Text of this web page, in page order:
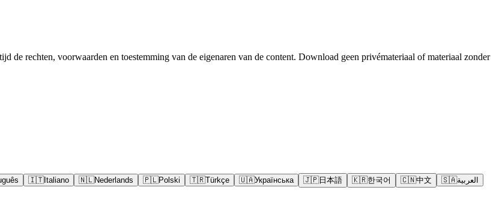
de rechten, voorwaarden en toestemming van de eigenaren van de content. Download geen privémateriaal of materiaal zonder
🇮🇹Italiano 🇳🇱Nederlands 🇵🇱Polski 🇹🇷Türkçe 🇺🇦Українська 🇯🇵日本語 🇰🇷한국어 🇨🇳中文 🇸🇦العربية